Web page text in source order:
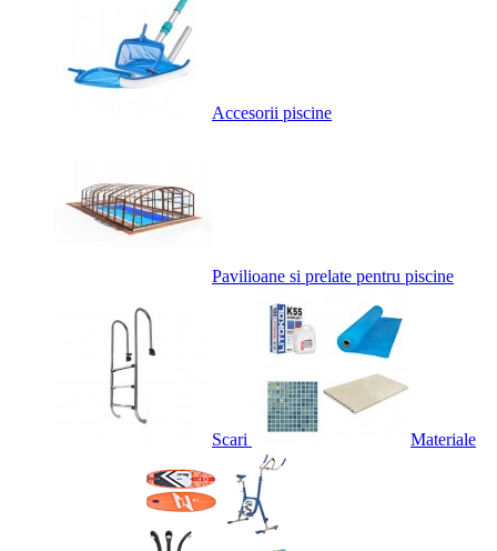
Accesorii piscine
Pavilioane si prelate pentru piscine
Scari Materiale